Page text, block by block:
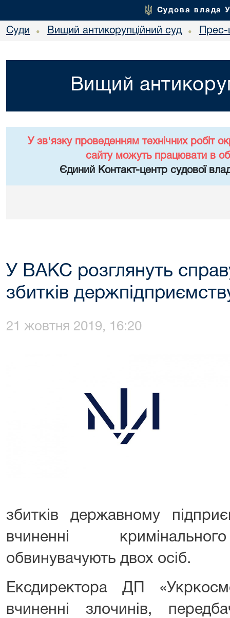
Судова влада
Суди • Вищий антикорупційний суд •
Вищий
У зв'язку проведенням технічних робіт
сайту можуть працювати в
Єдиний Контакт-центр судової
У ВАКС розглянуть
збитків
21 жовтня 2019, 16:20
збитків державному
вчиненні
обвинувачують двох осіб.
Ексдиректора ДП
вчиненні злочинів,